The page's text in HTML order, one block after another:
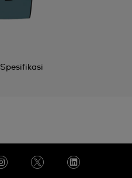
Spesifikasi